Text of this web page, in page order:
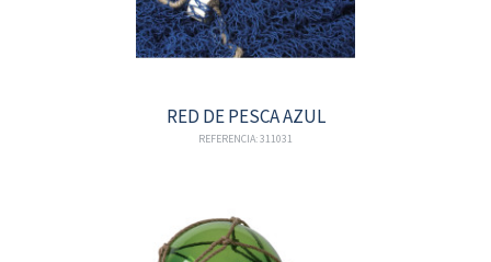
RED DE PESCA AZUL
REFERENCIA: 311031